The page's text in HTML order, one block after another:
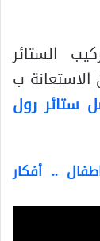
الستائر
ب
ستائر رول
.. أفكار